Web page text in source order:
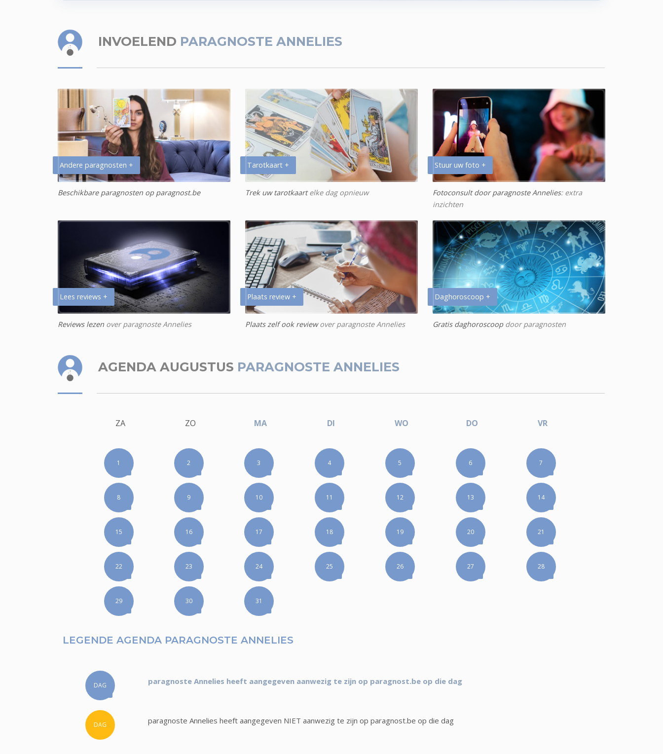
INVOELEND PARAGNOSTE ANNELIES
Andere paragnosten +
Beschikbare paragnosten op paragnost.be
Tarotkaart +
Trek uw tarotkaartelke dag opnieuw
Stuur uw foto +
Fotoconsult door paragnoste Annelies: extra
inzichten
Lees reviews +
Reviews lezen over paragnoste Annelies
Plaats review +
Plaats zelf ook reviewover paragnoste Annelies
Daghoroscoop +
Gratis daghoroscoopdoor paragnosten
AGENDA AUGUSTUS PARAGNOSTE ANNELIES
ZA ZO MA DI WO DO VR
1 2 3 4 5 6 7
8 9 10 11 12 13 14
15 16 17 18 19 20 21
22 23 24 25 26 27 28
29 30 31
LEGENDE AGENDA PARAGNOSTE ANNELIES
DAG paragnoste Annelies heeft aangegeven aanwezig te zijn op paragnost.be op die dag
DAG paragnoste Annelies heeft aangegeven NIET aanwezig te zijn op paragnost.be op die dag